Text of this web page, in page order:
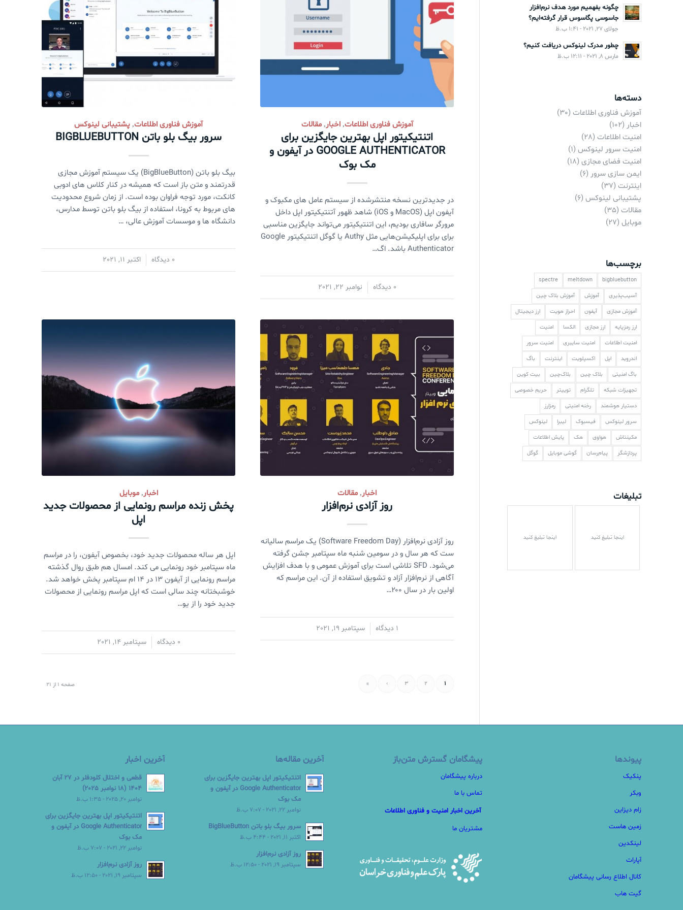
آموزش فناوری اطلاعات,اخبار,مقالات
اتنتیکیتور اپل بهترین جایگزین برای
GOOGLE AUTHENTICATOR در آیفون و
مک بوک
در جدیدترین نسخه منتشرشده از سیستم عامل های مکبوک و
آیفون اپل (MacOS و iOS) شاهد ظهور آتنتیکیتور اپل داخل
مرورگر سافاری بودیم، این اتنتیکیتور می‌تواند جایگزین مناسبی
برای برای اپلیکیشن‌هایی مثل Authy یا گوگل اتنتیکیتور Google
Authenticator باشد. اگ…
0 دیدگاه نوامبر 22, 2021
آموزش فناوری اطلاعات, پشتیبانی لینوکس
سرور بیگ بلو باتن BIGBLUEBUTTON
بیگ بلو باتن (BigBlueButton) یک سیستم آموزش مجازی
قدرتمند و متن باز است که همیشه در کنار کلاس های ادوبی
کانکت، مورد توجه فراوان بوده است. از زمان شروع محدودیت
های مربوط به کرونا، استفاده از بیگ بلو باتن توسط مدارس،
دانشگاه ها و موسسات آموزش عالی، …
0 دیدگاه اکتبر 11, 2021
اخبار,مقالات
روز آزادی نرم‌افزار
روز آزادی نرم‌افزار (Software Freedom Day) یک مراسم سالیانه
ست که هر سال و در سومین شنبه ماه سپتامبر جشن گرفته
می‌شود. SFD تلاشی است برای آموزش عمومی و با هدف افزایش
آگاهی از نرم‌افزار آزاد و تشویق استفاده از آن. این مراسم که
اولین بار در سال ۲۰۰…
1 دیدگاه سپتامبر 19, 2021
اخبار,موبایل
پخش زنده مراسم رونمایی از محصولات جدید
اپل
اپل هر ساله محصولات جدید خود، بخصوص آیفون، را در مراسم
ماه سپتامبر خود رونمایی می کند. امسال هم طبق روال گذشته
مراسم رونمایی از آیفون ۱۳ در ۱۴ ام سپتامبر پخش خواهد شد.
خوشبختانه چند سالی است که اپل مراسم رونمایی از محصولات
جدید خود را از یو…
0 دیدگاه سپتامبر 14, 2021
صفحه 1 از 21 1
2
3
›
»
چگونه بفهمیم مورد هدف نرم‌افزار
جاسوسی پگاسوس قرار گرفته‌ایم؟
جولای 27, 2021 - 1:41 ب.ظ
چطور مدرک لینوکس دریافت کنیم؟
مارس 8, 2021 - 12:11 ب.ظ
دسته‌ها
آموزش فناوری اطلاعات (30)
اخبار (102)
امنیت اطلاعات (28)
امنیت سرور لینوکس (1)
امنیت فضای مجازی (18)
ایمن سازی سرور (6)
اینترنت (37)
پشتیبانی لینوکس (6)
مقالات (35)
موبایل (27)
برچسب‌ها
bigbluebutton
meltdown
spectre
آسیب‌پذیری آموزش آموزش بلاک چین
آموزش مجازی آیفون احراز هویت ارز دیجیتال
ارز رمزپایه ارز مجازی الکسا امنیت
امنیت اطلاعات امنیت سایبری امنیت سرور
اندروید اپل اکسپلویت اینترنت باگ
باگ امنیتی بلاک چین بلاک‌چین بیت کوین
تجهیزات شبکه تلگرام توییتر حریم خصوصی
دستیار هوشمند رخنه امنیتی رمزارز
سرور لینوکس فیسبوک لیبرا لینوکس
مکینتاش هواوی هک پایش اطلاعات
پردازشگر پیام‌رسان گوشی موبایل گوگل
تبلیغات
اینجا تبلیغ کنید اینجا تبلیغ کنید
پیوندها
پنکیک
وبکر
زام دیزاین
زمین هاست
لینکدین
آپارات
کانال اطلاع رسانی پیشگامان
گیت هاب
پیشگامان گسترش متن‌باز
درباره پیشگامان
تماس با ما
آخرین اخبار امنیت و فناوری اطلاعات
مشتریان ما
آخرین مقاله‌ها
اتنتیکیتور اپل بهترین جایگزین برای
Google Authenticator در آیفون و
مک بوک
نوامبر 22, 2021 - 7:07 ب.ظ
سرور بیگ بلو باتن BigBlueButton
اکتبر 11, 2021 - 4:44 ب.ظ
روز آزادی نرم‌افزار
سپتامبر 19, 2021 - 12:50 ب.ظ
آخرین اخبار
قطعی و اختلال کلودفلر در 27 آبان
1404 (18 نوامبر 2025)
نوامبر 20, 2025 - 1:35 ب.ظ
اتنتیکیتور اپل بهترین جایگزین برای
Google Authenticator در آیفون و
مک بوک
نوامبر 22, 2021 - 7:07 ب.ظ
روز آزادی نرم‌افزار
سپتامبر 19, 2021 - 12:50 ب.ظ